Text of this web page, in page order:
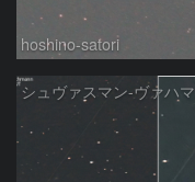
hoshino-satori